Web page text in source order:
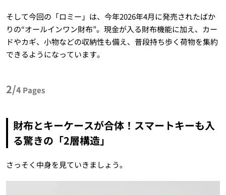
そして今回の「ロミー」は、今年2026年4月に発売されたばか
りの“オールインワン財布”。現金が入る財布機能に加え、カー
ドやカギ、小物などの収納性も備え、普段持ち歩く荷物を集約
できるようになっています。
2/4 Pages
財布とキーケースが合体！スマートキーも入
る驚きの「2層構造」
さっそく中身を見ていきましょう。